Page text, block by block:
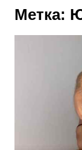
Метка: